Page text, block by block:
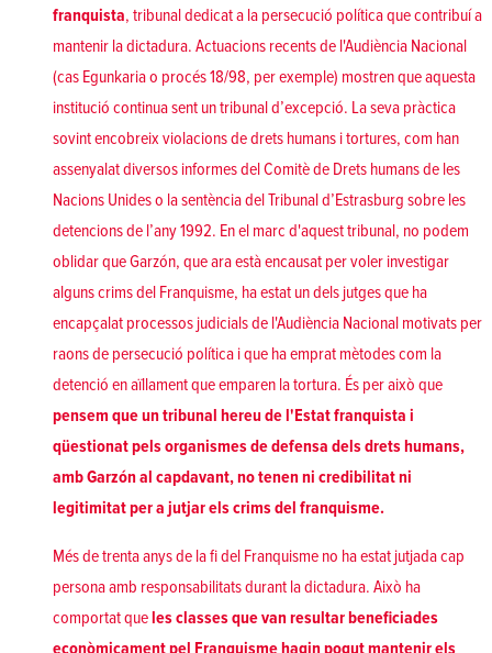
franquista, tribunal dedicat a la persecució política que contribuí a
mantenir la dictadura. Actuacions recents de l'Audiència Nacional
(cas Egunkaria o procés 18/98, per exemple) mostren que aquesta
institució continua sent un tribunal d’excepció. La seva pràctica
sovint encobreix violacions de drets humans i tortures, com han
assenyalat diversos informes del Comitè de Drets humans de les
Nacions Unides o la sentència del Tribunal d’Estrasburg sobre les
detencions de l’any 1992. En el marc d'aquest tribunal, no podem
oblidar que Garzón, que ara està encausat per voler investigar
alguns crims del Franquisme, ha estat un dels jutges que ha
encapçalat processos judicials de l'Audiència Nacional motivats per
raons de persecució política i que ha emprat mètodes com la
detenció en aïllament que emparen la tortura. És per això que
pensem que un tribunal hereu de l'Estat franquista i
qüestionat pels organismes de defensa dels drets humans,
amb Garzón al capdavant, no tenen ni credibilitat ni
legitimitat per a jutjar els crims del franquisme.
Més de trenta anys de la fi del Franquisme no ha estat jutjada cap
persona amb responsabilitats durant la dictadura. Això ha
comportat queles classes que van resultar beneficiades
econòmicament pel Franquisme hagin pogut mantenir els